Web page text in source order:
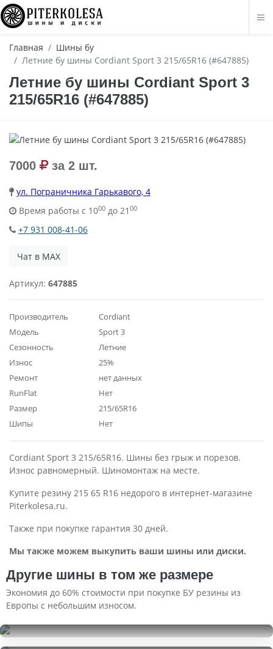
Главная
Шины бу
Летние бу шины Cordiant Sport 3 215/65R16 (#647885)
Летние бу шины Cordiant Sport 3
215/65R16 (#647885)
7000 за 2 шт.
ул. Пограничника Гарькавого, 4
Время работы с 1000 до 21 00
+7 931 008-41-06
Чат в MAX
Артикул: 647885
Производитель
Cordiant
Модель
Sport 3
Сезонность
Летние
Износ
25%
Ремонт
нет данных
RunFlat
Нет
Размер
215/65R16
Шипы
Нет
Cordiant Sport 3 215/65R16. Шины без грыж и порезов.
Износ равномерный. Шиномонтаж на месте.
Купите резину 215 65 R16 недорого в интернет-магазине
Piterkolesa.ru.
Также при покупке гарантия 30 дней.
Мы также можем выкупить ваши шины или диски.
Другие шины в том же размере
Экономия до 60% стоимости при покупке БУ резины из
Европы с небольшим износом.